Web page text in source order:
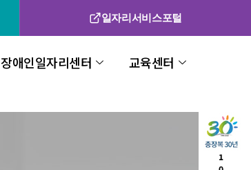
일자리서비스포털
장애인일자리센터
교육센터